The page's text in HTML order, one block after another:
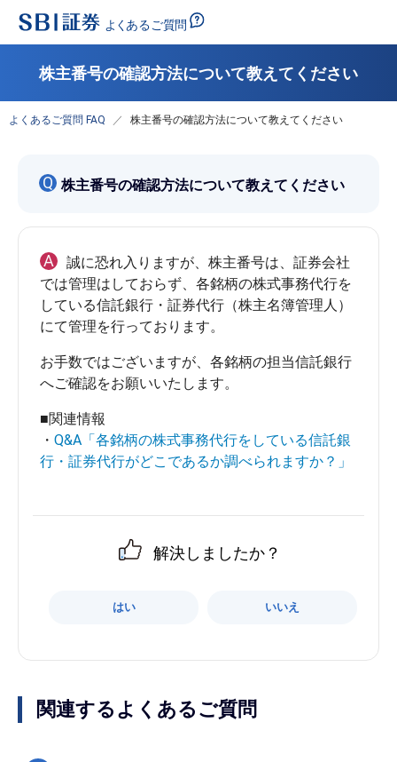
株主番号の確認方法について教えてください
よくあるご質問 FAQ 株主番号の確認方法について教えてください
Q 株主番号の確認方法について教えてください
A
誠に恐れ入りますが、株主番号は、証券会社
では管理はしておらず、各銘柄の株式事務代行を
している信託銀行・証券代行（株主名簿管理人）
お手数ではございますが、各銘柄の担当信託銀行
■関連情報
・ Q&A「各銘柄の株式事務代行をしている信託銀
行・証券代行がどこであるか調べられますか？」
解決しましたか？
はい いいえ
関連するよくあるご質問